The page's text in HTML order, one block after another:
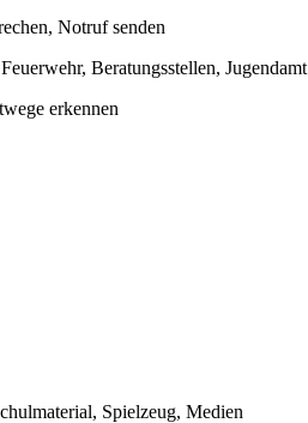
Notruf senden
Beratungsstellen, Jugendamt
erkennen
Spielzeug, Medien